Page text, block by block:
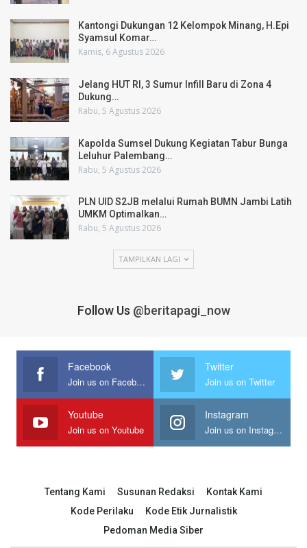
Kantongi Dukungan 12 Kelompok Minang, H.Epi
Syamsul Komar…
Kamis, 6 Agustus 2026
Jelang HUT RI, 3 Sumur Infill Baru di Zona 4
Dukung…
Rabu, 5 Agustus 2026
Kapolda Sumsel Dukung Kegiatan Tabur Bunga
Leluhur Palembang…
Rabu, 5 Agustus 2026
PLN UID S2JB melalui Rumah BUMN Jambi Latih
UMKM Optimalkan…
Rabu, 5 Agustus 2026
TAMPILKAN LAGI
Follow Us @beritapagi_now
Facebook
Join us on Facebook
Twitter
Join us on Twitter
Youtube
Join us on Youtube
Instagram
Join us on Instagram
Tentang Kami Susunan Redaksi
Kontak Kami
Kode Perilaku
Kode Etik Jurnalistik
Pedoman Media Siber